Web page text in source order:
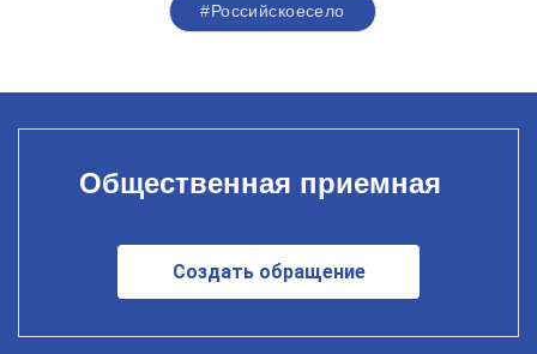
#Российскоесело
Общественная приемная
Создать обращение